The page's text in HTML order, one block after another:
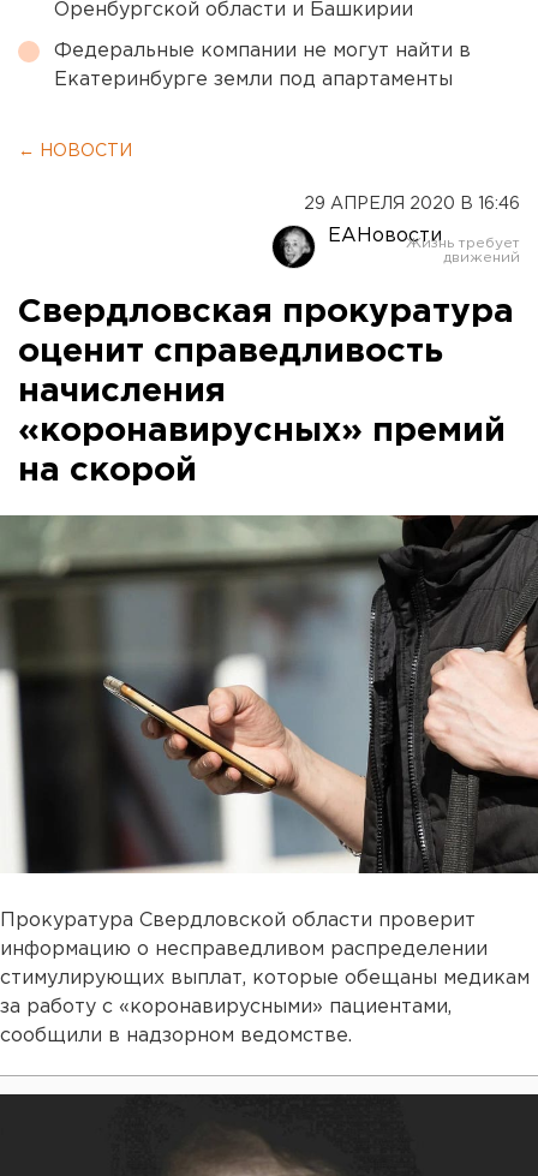
Оренбургской области и Башкирии
Федеральные компании не могут найти в
Екатеринбурге земли под апартаменты
← НОВОСТИ
29 АПРЕЛЯ 2020 В 16:46
ЕАНовости
Свердловская прокуратура
оценит справедливость
начисления
«коронавирусных» премий
на скорой
Прокуратура Свердловской области проверит
информацию о несправедливом распределении
стимулирующих выплат, которые обещаны медикам
за работу с «коронавирусными» пациентами,
сообщили в надзорном ведомстве.